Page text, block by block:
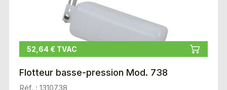
52,64 € TVAC
Flotteur basse-pression Mod. 738
Réf. : 1310738